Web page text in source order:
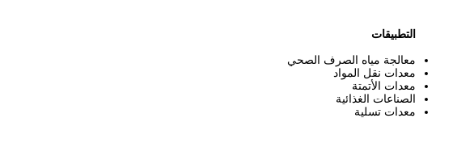
التطبيقات
معالجة مياه الصرف الصحي
معدات نقل المواد
معدات الأتمتة
الصناعات الغذائية
معدات تسلية